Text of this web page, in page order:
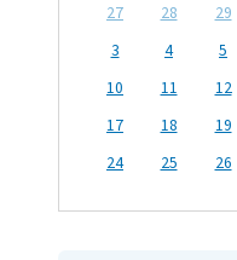
27
28 29
3
4 5
10
11 12
17
18 19
24
25 26